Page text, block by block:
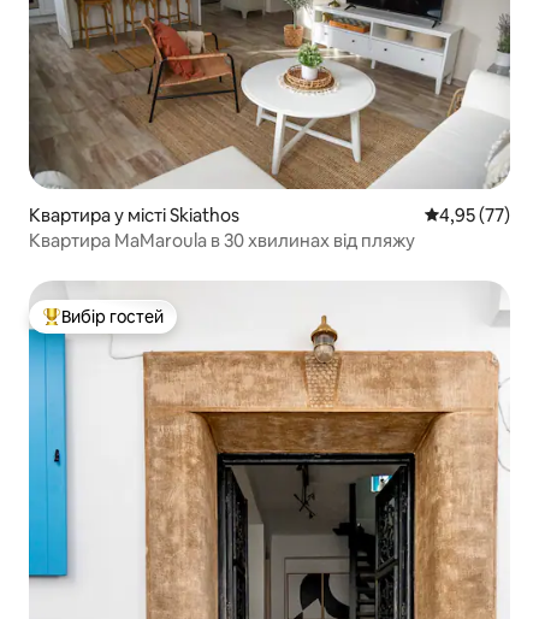
Квартира у місті Skiathos Середня
4,95 (77)
Квартира MaMaroula в 30 хвилинах від пляжу
Топ вибір гостей
Вибір гостей